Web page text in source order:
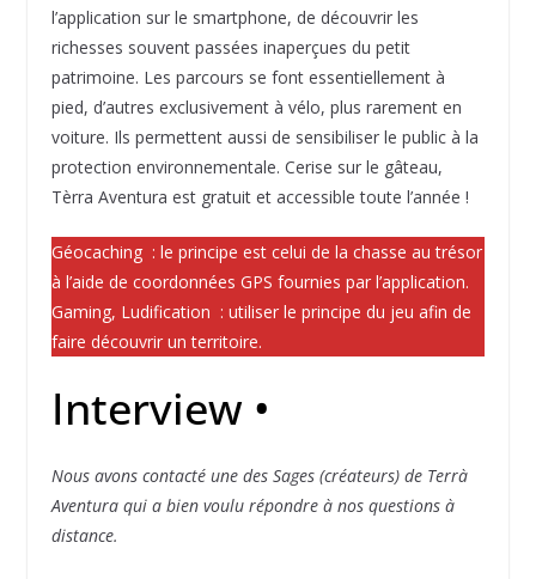
l’application sur le smartphone, de découvrir les
richesses souvent passées inaperçues du petit
patrimoine. Les parcours se font essentiellement à
pied, d’autres exclusivement à vélo, plus rarement en
voiture. Ils permettent aussi de sensibiliser le public à la
protection environnementale. Cerise sur le gâteau,
Tèrra Aventura est gratuit et accessible toute l’année !
Géocaching : le principe est celui de la chasse au trésor
à l’aide de coordonnées GPS fournies par l’application.
Gaming, Ludification : utiliser le principe du jeu afin de
faire découvrir un territoire.
Interview •
Nous avons contacté une des Sages (créateurs) de Terrà
Aventura qui a bien voulu répondre à nos questions à
distance.